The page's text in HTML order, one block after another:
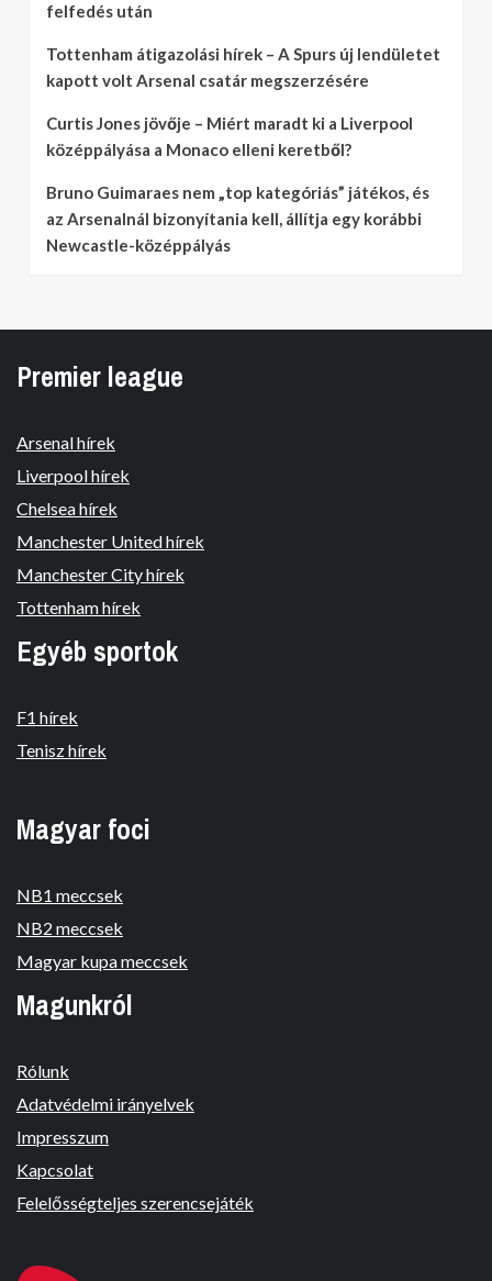
felfedés után
Tottenham átigazolási hírek – A Spurs új lendületet
kapott volt Arsenal csatár megszerzésére
Curtis Jones jövője – Miért maradt ki a Liverpool
középpályása a Monaco elleni keretből?
Bruno Guimaraes nem „top kategóriás” játékos, és
az Arsenalnál bizonyítania kell, állítja egy korábbi
Newcastle-középpályás
Premier league
Arsenal hírek
Liverpool hírek
Chelsea hírek
Manchester United hírek
Manchester City hírek
Tottenham hírek
Egyéb sportok
F1 hírek
Tenisz hírek
Magyar foci
NB1 meccsek
NB2 meccsek
Magyar kupa meccsek
Magunkról
Rólunk
Adatvédelmi irányelvek
Impresszum
Kapcsolat
Felelősségteljes szerencsejáték